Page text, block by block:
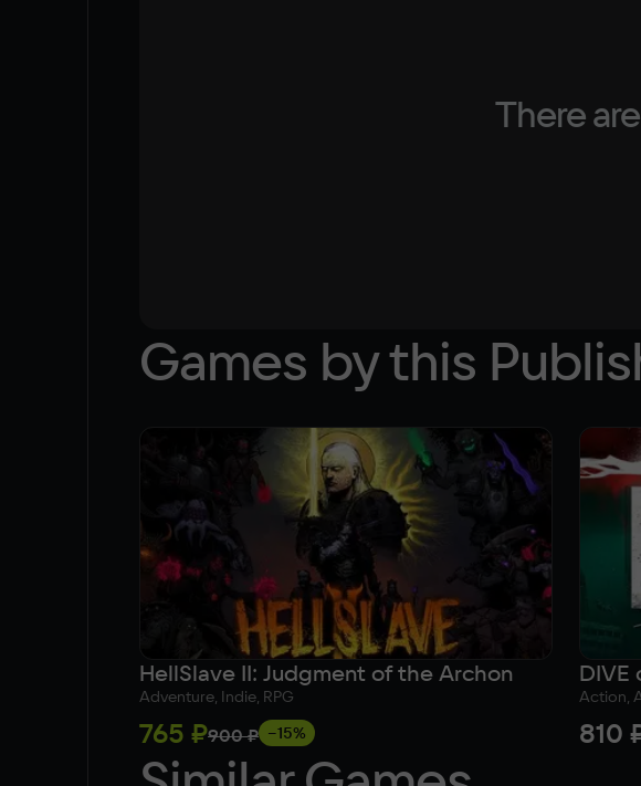
There
Games by this
HellSlave II: Judgment of the Archon
Adventure, Indie, RPG
765 ₽900 ₽ −15%
DIVE
Action,
810